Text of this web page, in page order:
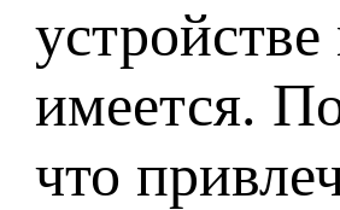
имеется.
что